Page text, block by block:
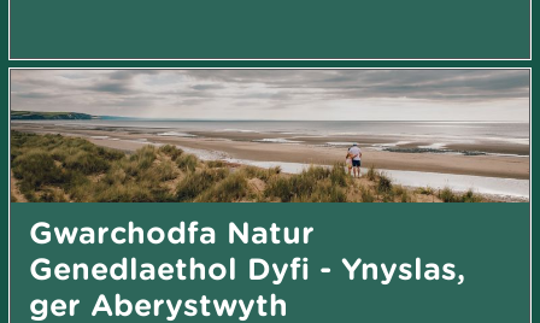
Gwarchodfa Natur
Genedlaethol Dyfi - Ynyslas,
ger Aberystwyth